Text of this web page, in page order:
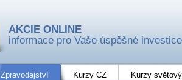
AKCIE ONLINE
informace pro Vaše úspěšné investice
Zpravodajství Kurzy CZ Kurzy